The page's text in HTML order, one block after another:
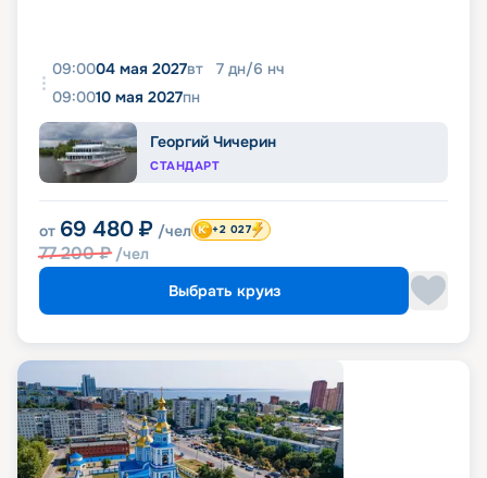
09:0004 мая 2027вт 7 дн/6 нч
09:0010 мая 2027пн
Георгий Чичерин
СТАНДАРТ
от 69 480 ₽ /чел
77 200₽ /чел
+2 027
Выбрать круиз